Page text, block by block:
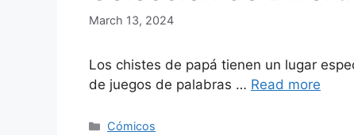
March 13, 2024
Los chistes de papá tienen un lugar
de juegos de palabras … Read more
Categories
Cómicos